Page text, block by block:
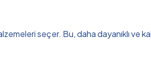
seçer. Bu, daha dayanıklı ve